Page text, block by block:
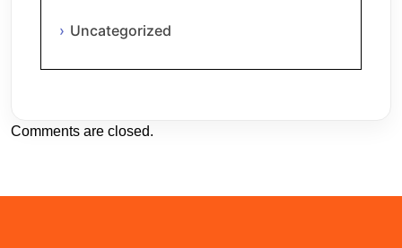
Uncategorized
Comments are closed.